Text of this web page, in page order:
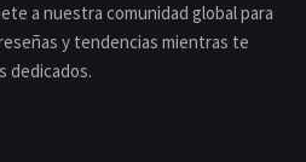
a nuestra comunidad global para
y tendencias mientras te
dedicados.